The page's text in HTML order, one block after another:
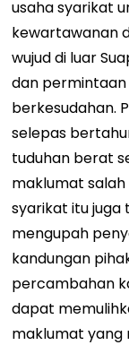
usaha syarikat
kewartawanan
wujud di luar
dan
berkesudahan.
selepas
tuduhan berat
maklumat
syarikat itu juga
mengupah
kandungan
percambahan
dapat
maklumat yang